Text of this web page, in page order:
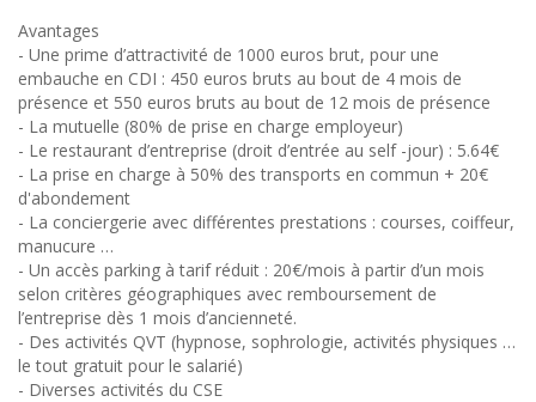
Avantages
- Une prime d’attractivité de 1000 euros brut, pour une
embauche en CDI : 450 euros bruts au bout de 4 mois de
présence et 550 euros bruts au bout de 12 mois de présence
- La mutuelle (80% de prise en charge employeur)
- Le restaurant d’entreprise (droit d’entrée au self -jour) : 5.64€
- La prise en charge à 50% des transports en commun + 20€
d'abondement
- La conciergerie avec différentes prestations : courses, coiffeur,
manucure …
- Un accès parking à tarif réduit : 20€/mois à partir d’un mois
selon critères géographiques avec remboursement de
l’entreprise dès 1 mois d’ancienneté.
- Des activités QVT (hypnose, sophrologie, activités physiques …
le tout gratuit pour le salarié)
- Diverses activités du CSE